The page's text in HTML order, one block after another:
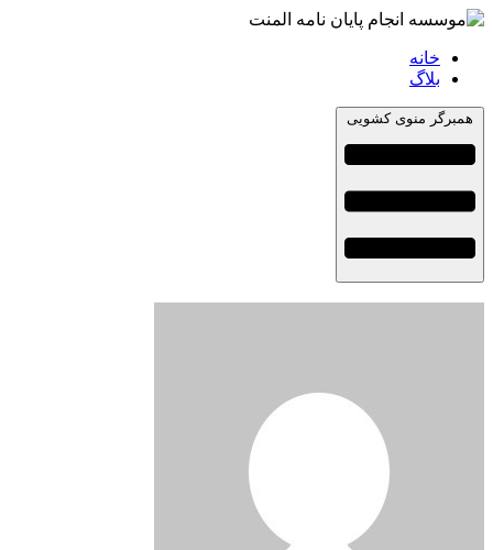
خانه
بلاگ
همبرگر منوی کشویی